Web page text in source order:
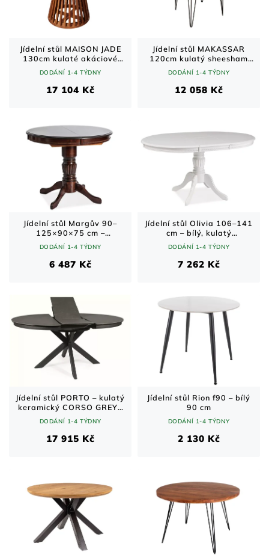
Jídelní stůl MAISON JADE
130cm kulaté akáciové
dřevo
DODÁNÍ 1-4 TÝDNY
17 104 Kč
Jídelní stůl MAKASSAR
120cm kulatý sheesham
dřevo přírodní
DODÁNÍ 1-4 TÝDNY
12 058 Kč
Jídelní stůl Margův 90–
125×90×75 cm –
rozkládací, tmavý ořech
DODÁNÍ 1-4 TÝDNY
6 487 Kč
Jídelní stůl Olivia 106–141
cm – bílý, kulatý
rozkládací
DODÁNÍ 1-4 TÝDNY
7 262 Kč
Jídelní stůl PORTO – kulatý
keramický CORSO GREY /
černý mat 120–160 × 120
cm
DODÁNÍ 1-4 TÝDNY
17 915 Kč
Jídelní stůl Rion f90 – bílý
90 cm
DODÁNÍ 1-4 TÝDNY
2 130 Kč